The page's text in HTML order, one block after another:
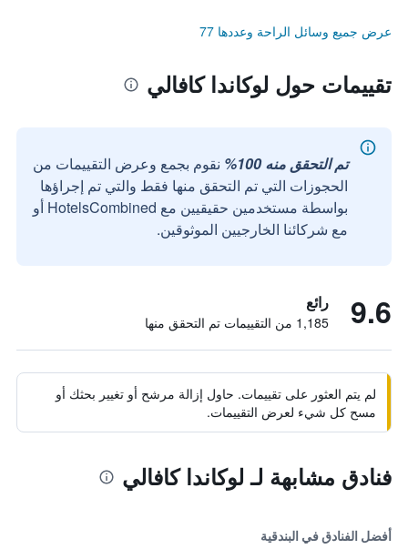
عرض جميع وسائل الراحة وعددها 77
تقييمات حول لوكاندا كافالي
تم التحقق منه 100%
نقوم بجمع وعرض التقييمات من
الحجوزات التي تم التحقق منها فقط والتي تم إجراؤها
بواسطة مستخدمين حقيقيين مع HotelsCombined أو
مع شركائنا الخارجيين الموثوقين.
9.6 رائع
1,185 من التقييمات تم التحقق منها
لم يتم العثور على تقييمات. حاول إزالة مرشح أو تغيير بحثك أو
مسح كل شيء لعرض التقييمات.
فنادق مشابهة لـ لوكاندا كافالي
أفضل الفنادق في البندقية